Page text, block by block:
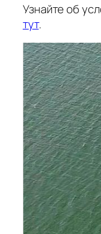
Узнайте об
тут.